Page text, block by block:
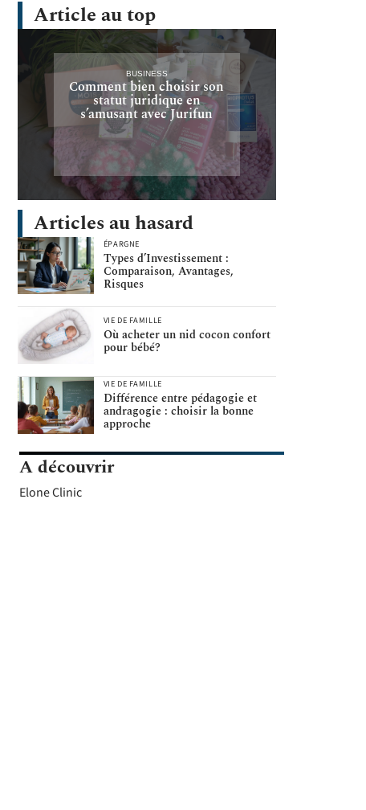
Article au top
BUSINESS
Comment bien choisir son
statut juridique en
s’amusant avec Jurifun
Articles au hasard
ÉPARGNE
Types d’Investissement :
Comparaison, Avantages,
Risques
VIE DE FAMILLE
Où acheter un nid cocon confort
pour bébé?
VIE DE FAMILLE
Différence entre pédagogie et
andragogie : choisir la bonne
approche
A découvrir
Elone Clinic